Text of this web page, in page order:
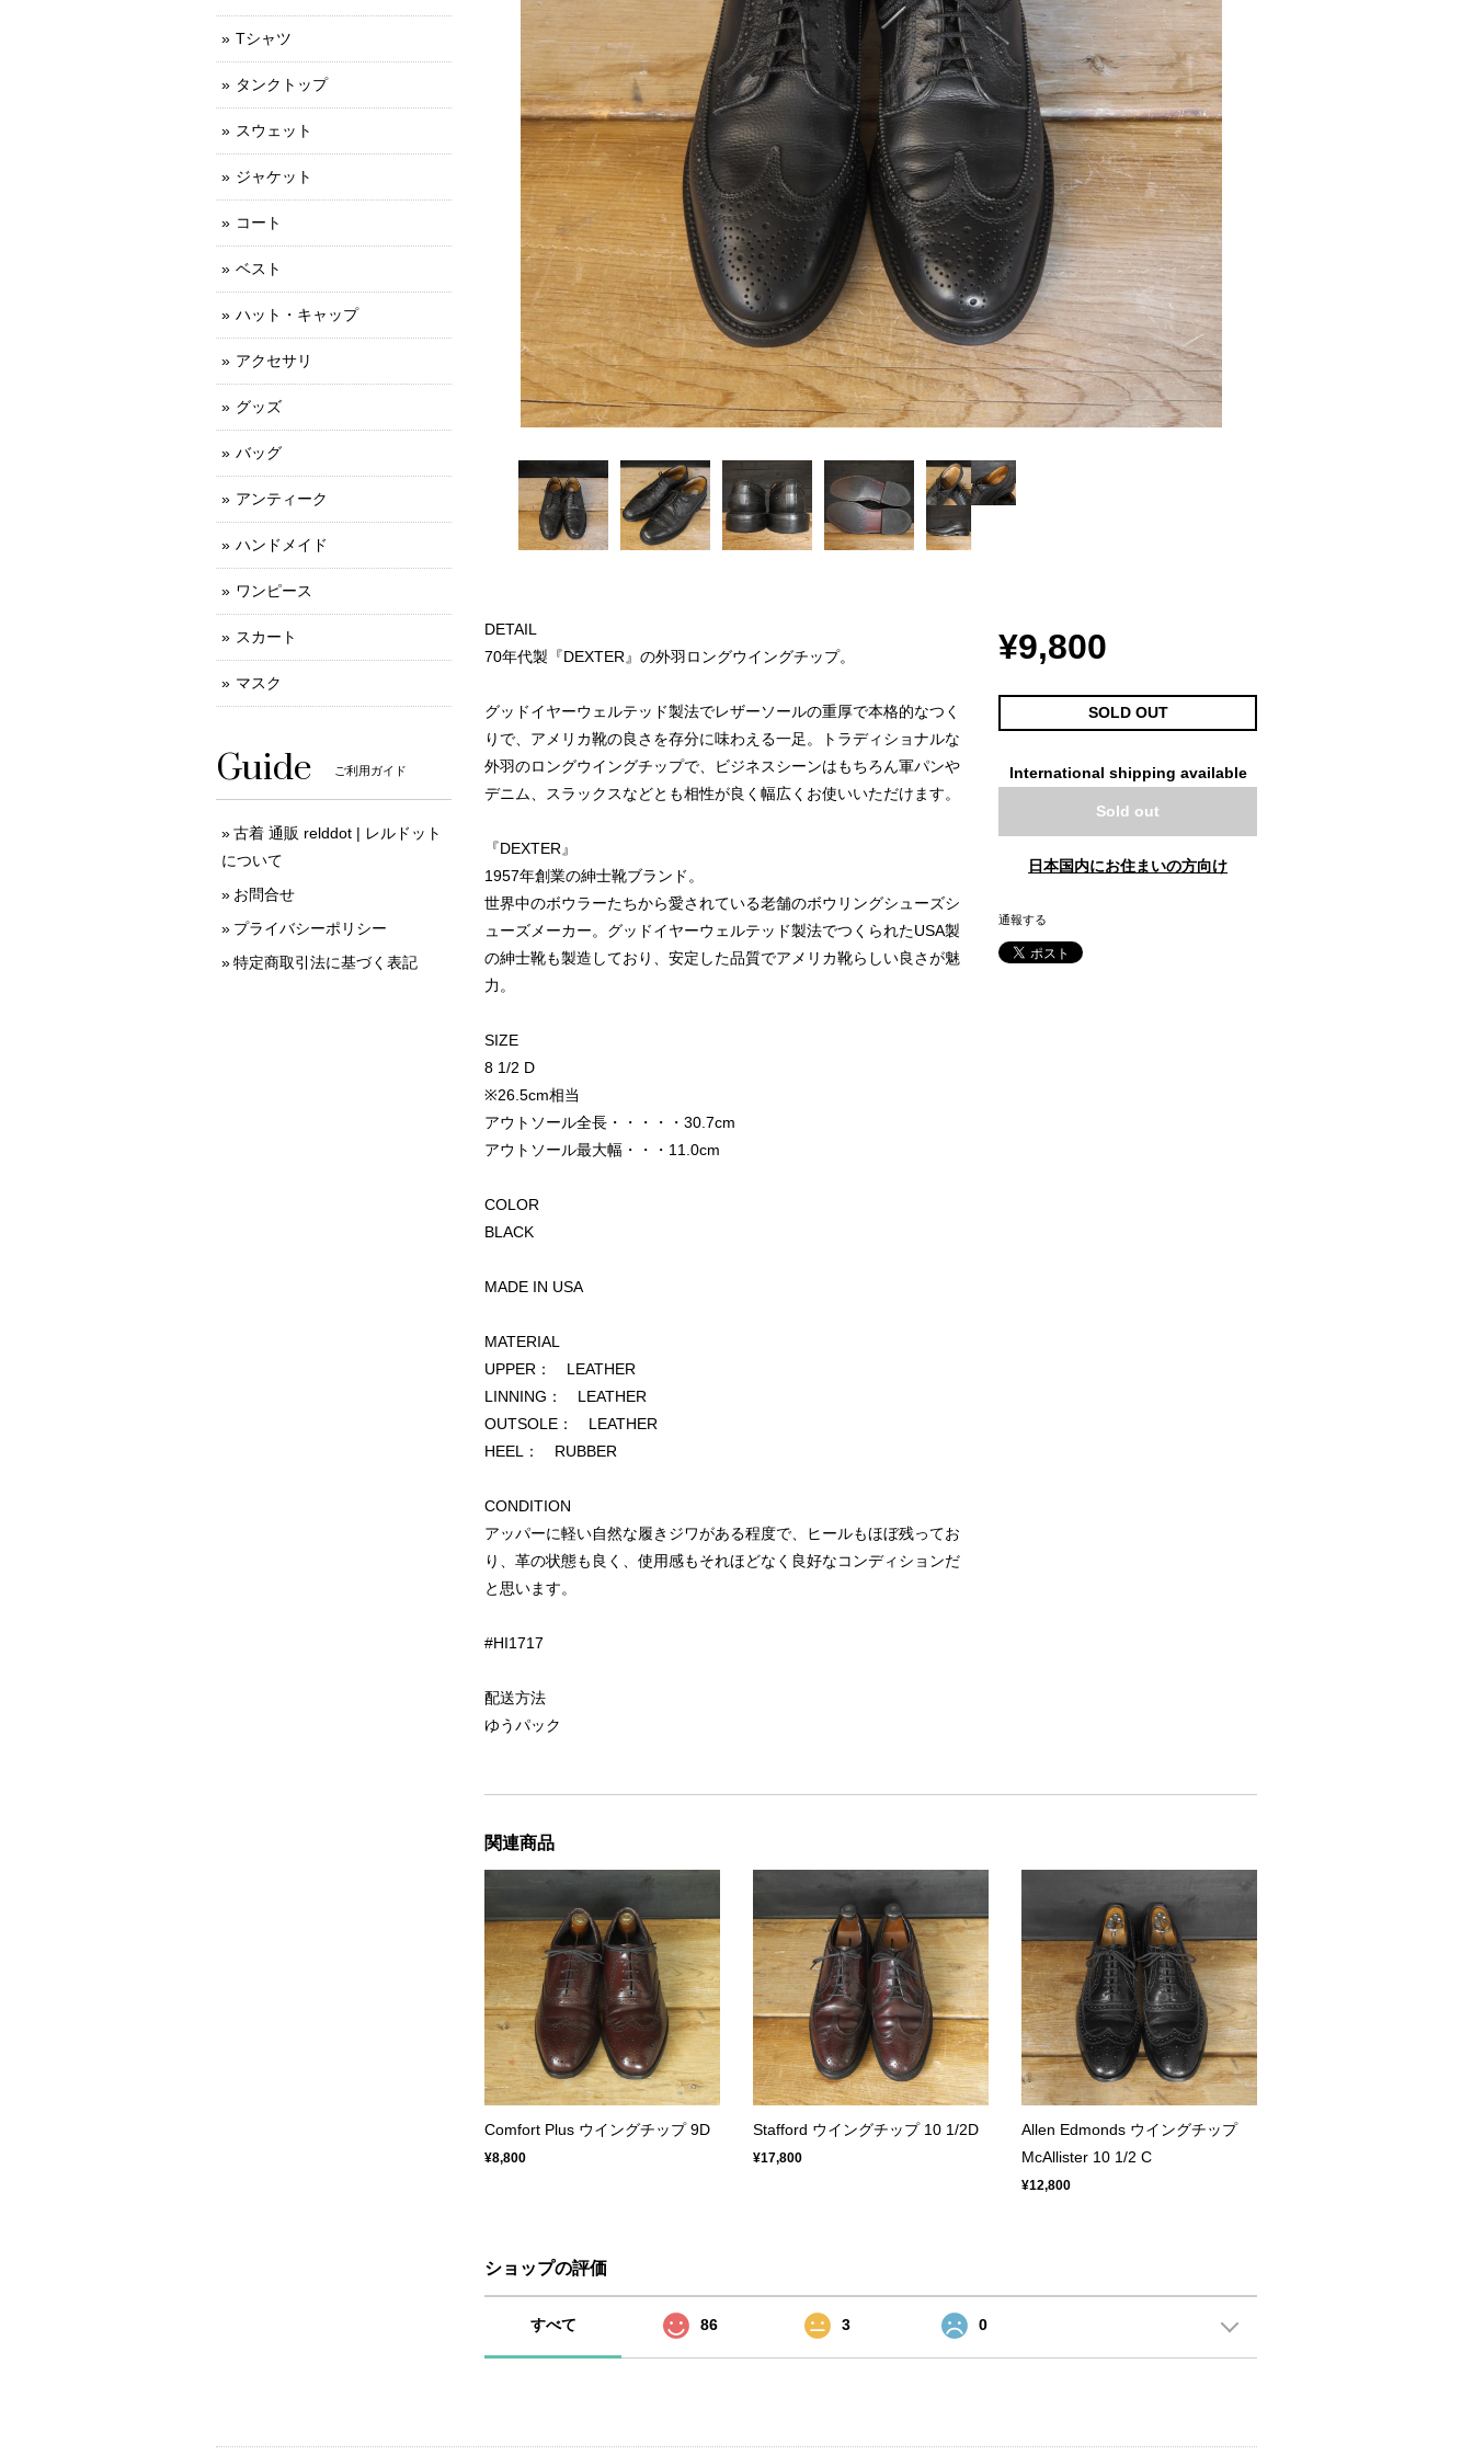
DETAIL
70年代製『DEXTER』の外羽ロングウイングチップ。
グッドイヤーウェルテッド製法でレザーソールの重厚で本格的なつく
りで、アメリカ靴の良さを存分に味わえる一足。トラディショナルな
外羽のロングウイングチップで、ビジネスシーンはもちろん軍パンや
デニム、スラックスなどとも相性が良く幅広くお使いいただけます。
『DEXTER』
1957年創業の紳士靴ブランド。
世界中のボウラーたちから愛されている老舗のボウリングシューズシ
ューズメーカー。グッドイヤーウェルテッド製法でつくられたUSA製
の紳士靴も製造しており、安定した品質でアメリカ靴らしい良さが魅
力。
SIZE
8 1/2 D
※26.5cm相当
アウトソール全長・・・・・30.7cm
アウトソール最大幅・・・11.0cm
COLOR
BLACK
MADE IN USA
MATERIAL
UPPER： LEATHER
LINNING： LEATHER
OUTSOLE： LEATHER
HEEL： RUBBER
CONDITION
アッパーに軽い自然な履きジワがある程度で、ヒールもほぼ残ってお
り、革の状態も良く、使用感もそれほどなく良好なコンディションだ
と思います。
#HI1717
配送方法
ゆうパック
¥9,800
SOLD OUT
International shipping available
Sold out
日本国内にお住まいの方向け
通報する
関連商品
Comfort Plus ウイングチップ 9D
¥8,800
Stafford ウイングチップ 10 1/2D
¥17,800
Allen Edmonds ウイングチップ
McAllister 10 1/2 C
¥12,800
ショップの評価
すべて 86 3 0
Tシャツ
タンクトップ
スウェット
ジャケット
コート
ベスト
ハット・キャップ
アクセサリ
グッズ
バッグ
アンティーク
ハンドメイド
ワンピース
スカート
マスク
Guide ご利用ガイド
古着 通販 relddot | レルドット
について
お問合せ
プライバシーポリシー
特定商取引法に基づく表記